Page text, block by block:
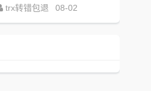
trx转错包退
08-02